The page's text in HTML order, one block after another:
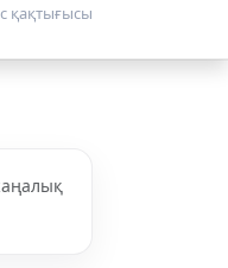
қақтығысы